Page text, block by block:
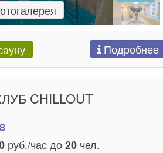
Подробнее
CHILLOUT
руб./час до20 чел.